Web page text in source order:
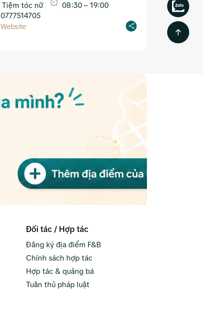
Tiệm tóc nữ
08:30 – 19:00
0777514705
Website
Đối tác / Hợp tác
Đăng ký địa điểm F&B
Chính sách hợp tác
Hợp tác & quảng bá
Tuân thủ pháp luật